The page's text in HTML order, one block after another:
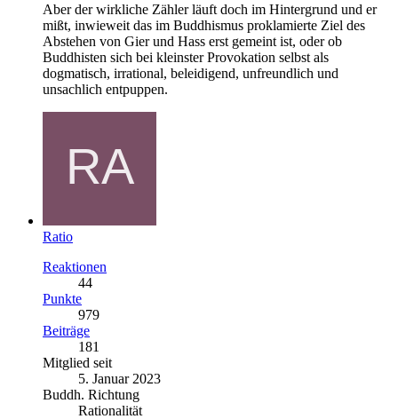
Aber der wirkliche Zähler läuft doch im Hintergrund und er
mißt, inwieweit das im Buddhismus proklamierte Ziel des
Abstehen von Gier und Hass erst gemeint ist, oder ob
Buddhisten sich bei kleinster Provokation selbst als
dogmatisch, irrational, beleidigend, unfreundlich und
unsachlich entpuppen.
Ratio
Reaktionen
44
Punkte
979
Beiträge
181
Mitglied seit
5. Januar 2023
Buddh. Richtung
Rationalität